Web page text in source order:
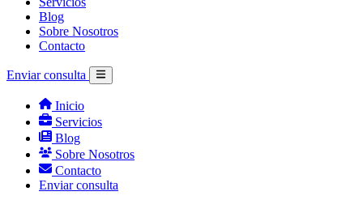
Blog
Sobre Nosotros
Contacto
Enviar consulta
Inicio
Servicios
Blog
Sobre Nosotros
Contacto
Enviar consulta